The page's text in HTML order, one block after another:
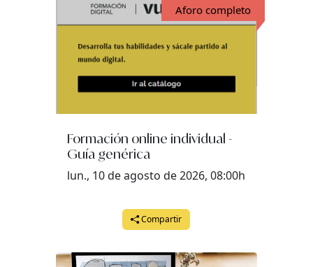
Aforo completo
Formación online individual -
Guía genérica
lun., 10 de agosto de 2026, 08:00h
Compartir